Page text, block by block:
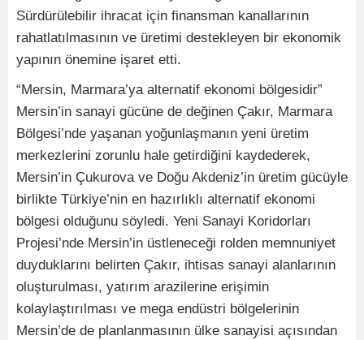
Sürdürülebilir ihracat için finansman kanallarının
rahatlatılmasının ve üretimi destekleyen bir ekonomik
yapının önemine işaret etti.
“Mersin, Marmara’ya alternatif ekonomi bölgesidir”
Mersin’in sanayi gücüne de değinen Çakır, Marmara
Bölgesi’nde yaşanan yoğunlaşmanın yeni üretim
merkezlerini zorunlu hale getirdiğini kaydederek,
Mersin’in Çukurova ve Doğu Akdeniz’in üretim gücüyle
birlikte Türkiye’nin en hazırlıklı alternatif ekonomi
bölgesi olduğunu söyledi. Yeni Sanayi Koridorları
Projesi’nde Mersin’in üstleneceği rolden memnuniyet
duyduklarını belirten Çakır, ihtisas sanayi alanlarının
oluşturulması, yatırım arazilerine erişimin
kolaylaştırılması ve mega endüstri bölgelerinin
Mersin’de de planlanmasının ülke sanayisi açısından